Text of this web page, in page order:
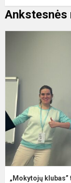
Ankstesnės
„Mokytojų